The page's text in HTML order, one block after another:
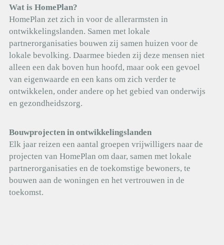
Wat is HomePlan?
HomePlan zet zich in voor de allerarmsten in
ontwikkelingslanden. Samen met lokale
partnerorganisaties bouwen zij samen huizen voor de
lokale bevolking. Daarmee bieden zij deze mensen niet
alleen een dak boven hun hoofd, maar ook een gevoel
van eigenwaarde en een kans om zich verder te
ontwikkelen, onder andere op het gebied van onderwijs
en gezondheidszorg.
Bouwprojecten in ontwikkelingslanden
Elk jaar reizen een aantal groepen vrijwilligers naar de
projecten van HomePlan om daar, samen met lokale
partnerorganisaties en de toekomstige bewoners, te
bouwen aan de woningen en het vertrouwen in de
toekomst.